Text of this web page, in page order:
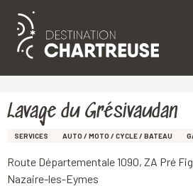
Aller
principal
Lavage du Grésivaudan
SERVICES AUTO / MOTO / CYCLE / BATEAU
Route Départementale 1090, ZA Pré
Nazaire-les-Eymes